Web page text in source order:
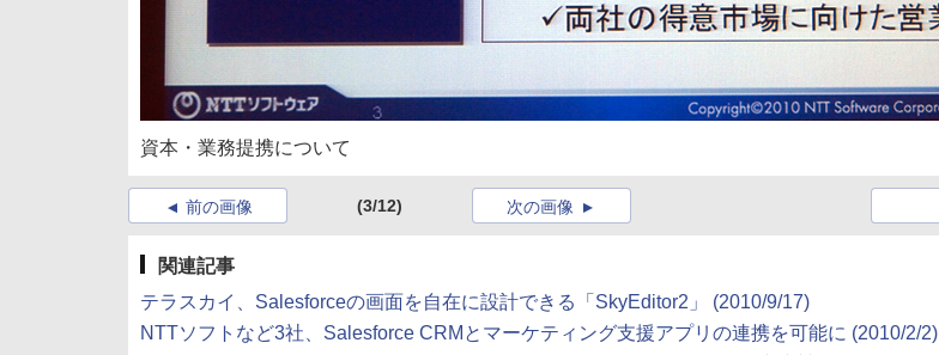
資本・業務提携について
前の画像 (3/12) 次の画像
関連記事
テラスカイ、Salesforceの画面を自在に設計できる「SkyEditor2」 (2010/9/17)
NTTソフトなど3社、Salesforce CRMとマーケティング支援アプリの連携を可能に (2010/2/2)